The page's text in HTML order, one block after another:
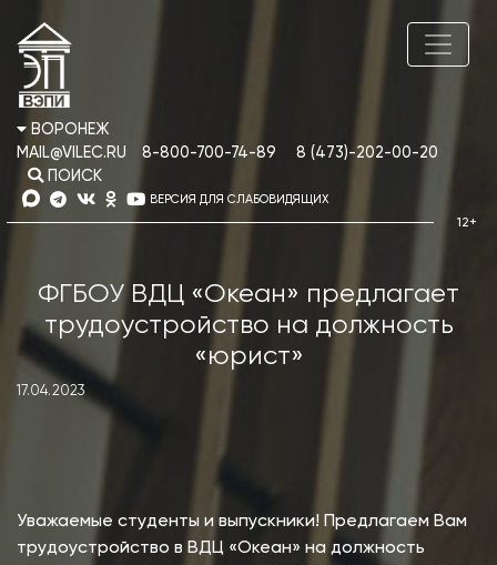
ВОРОНЕЖ
MAIL@VILEC.RU
8-800-700-74-89
8 (473)-202-00-20
ПОИСК
ВЕРСИЯ ДЛЯ СЛАБОВИДЯЩИХ
ФГБОУ ВДЦ «Океан» предлагает
трудоустройство на должность
«юрист»
17.04.2023
Уважаемые студенты и выпускники! Предлагаем Вам
трудоустройство в ВДЦ «Океан» на должность